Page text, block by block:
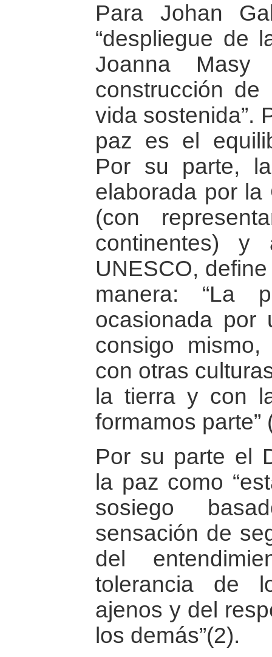
Para Johan
“despliegue de
Joanna
construcción
vida sostenida”.
paz es el
Por su parte,
elaborada por la
(con
continentes)
UNESCO,
manera: “La
ocasionada por
consigo
con otras
la tierra y con
formamos parte”
Por su parte el
la paz como
sosiego
sensación de
del
tolerancia de
ajenos y del
los demás”(2).